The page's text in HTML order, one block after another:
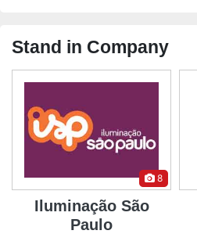
Stand in Company
8
Iluminação São
Paulo